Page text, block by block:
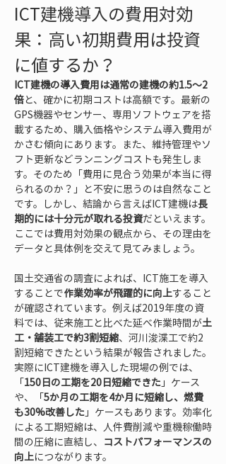
ICT建機導入の費用対効
果：高い初期費用は投資
に値するか？
ICT建機の導入費用は通常の建機の約1.5～2
倍と、確かに初期コストは高額です。最新の
GPS機器やセンサー、専用ソフトウェアを搭
載するため、購入価格やシステム導入費用が
かさむ傾向にあります。また、維持管理やソ
フト更新などランニングコストも発生しま
す。そのため「費用に見合う効果が本当に得
られるのか？」と不安に思うのは自然なこと
です。しかし、結論から言えばICT建機は長
期的には十分元が取れる投資だといえます。
ここでは費用対効果の観点から、その理由を
データと具体例を交えて見てみましょう。
国土交通省の調査によれば、ICT施工を導入
することで作業効率が飛躍的に向上すること
が確認されています。例えば2019年度の資
料では、従来施工と比べた延べ作業時間が土
工・舗装工で約3割短縮、河川浚渫工で約2
割短縮できたという結果が報告されました。
実際にICT建機を導入した現場の例では、
「150日の工期を20日短縮できた 」ケース
や、「5か月の工期を4か月に短縮し、燃費
も30%改善した 」ケースもあります。効率化
による工期短縮は、人件費削減や重機稼働時
間の圧縮に直結し、 コストパフォーマンスの
向上につながります。